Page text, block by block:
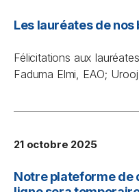
Les lauréates de
Félicitations aux
Faduma Elmi, EAO;
21 octobre 2025
Notre plateforme de